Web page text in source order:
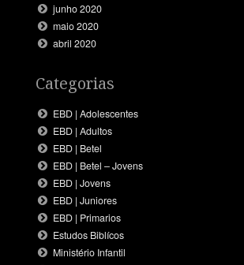
junho 2020
maio 2020
abril 2020
Categorias
EBD | Adolescentes
EBD | Adultos
EBD | Betel
EBD | Betel – Jovens
EBD | Jovens
EBD | Juniores
EBD | Primarios
Estudos Biblícos
Ministério Infantil